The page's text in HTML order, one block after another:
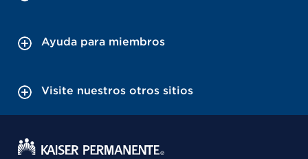
Ayuda para miembros
Visite nuestros otros sitios